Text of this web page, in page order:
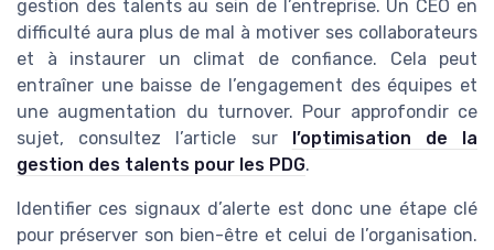
gestion des talents au sein de l’entreprise. Un CEO en
difficulté aura plus de mal à motiver ses collaborateurs
et à instaurer un climat de confiance. Cela peut
entraîner une baisse de l’engagement des équipes et
une augmentation du turnover. Pour approfondir ce
sujet, consultez l’article sur
l’optimisation de la
gestion des talents pour les PDG.
Identifier ces signaux d’alerte est donc une étape clé
pour préserver son bien-être et celui de l’organisation.